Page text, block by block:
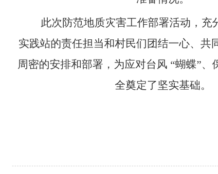
此次防范地质灾害工作部署活动，充
实践站的责任担当和村民们团结一心、共
周密的安排和部署，为应对台风 “蝴蝶”、
全奠定了坚实基础。